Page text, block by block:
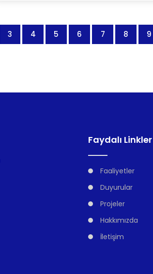
3 4 5 6 7 8 9
Faydalı Linkler
Faaliyetler
Duyurular
Projeler
Hakkımızda
İletişim